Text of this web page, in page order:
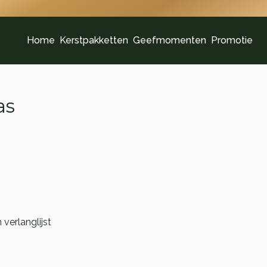
Home Kerstpakketten Geefmomenten Promotie
verlanglijst